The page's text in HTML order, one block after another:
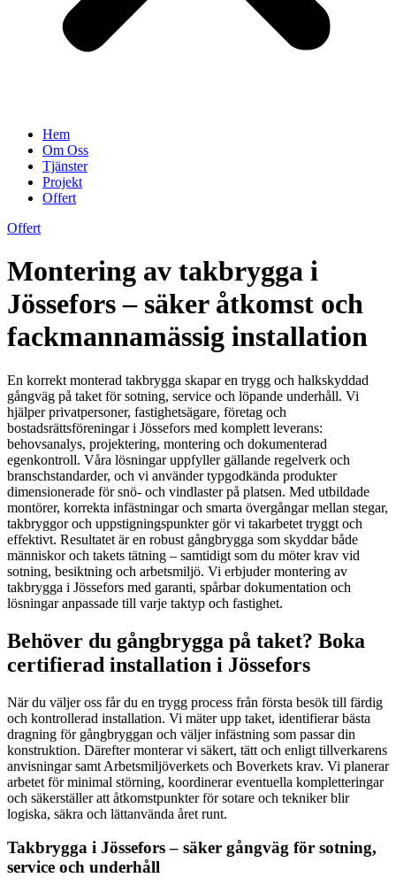
Hem
Om Oss
Tjänster
Projekt
Offert
Offert
Montering av takbrygga i
Jössefors – säker åtkomst och
fackmannamässig installation
En korrekt monterad takbrygga skapar en trygg och halkskyddad
gångväg på taket för sotning, service och löpande underhåll. Vi
hjälper privatpersoner, fastighetsägare, företag och
bostadsrättsföreningar i Jössefors med komplett leverans:
behovsanalys, projektering, montering och dokumenterad
egenkontroll. Våra lösningar uppfyller gällande regelverk och
branschstandarder, och vi använder typgodkända produkter
dimensionerade för snö- och vindlaster på platsen. Med utbildade
montörer, korrekta infästningar och smarta övergångar mellan stegar,
takbryggor och uppstigningspunkter gör vi takarbetet tryggt och
effektivt. Resultatet är en robust gångbrygga som skyddar både
människor och takets tätning – samtidigt som du möter krav vid
sotning, besiktning och arbetsmiljö. Vi erbjuder montering av
takbrygga i Jössefors med garanti, spårbar dokumentation och
lösningar anpassade till varje taktyp och fastighet.
Behöver du gångbrygga på taket? Boka
certifierad installation i Jössefors
När du väljer oss får du en trygg process från första besök till färdig
och kontrollerad installation. Vi mäter upp taket, identifierar bästa
dragning för gångbryggan och väljer infästning som passar din
konstruktion. Därefter monterar vi säkert, tätt och enligt tillverkarens
anvisningar samt Arbetsmiljöverkets och Boverkets krav. Vi planerar
arbetet för minimal störning, koordinerar eventuella kompletteringar
och säkerställer att åtkomstpunkter för sotare och tekniker blir
logiska, säkra och lättanvända året runt.
Takbrygga i Jössefors – säker gångväg för sotning,
service och underhåll